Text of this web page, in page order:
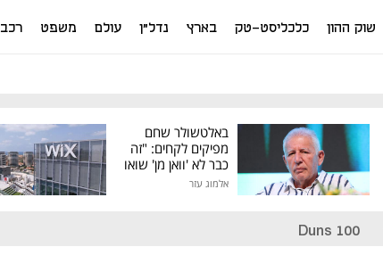
שוק ההון כלכליסט-טק בארץ נדל"ן עולם משפט רכב
באלטשולר שחם
מפיקים לקחים: "זה
כבר לא 'וואן מן' שואו
של גילעד"
אלמוג עזר
Duns 100